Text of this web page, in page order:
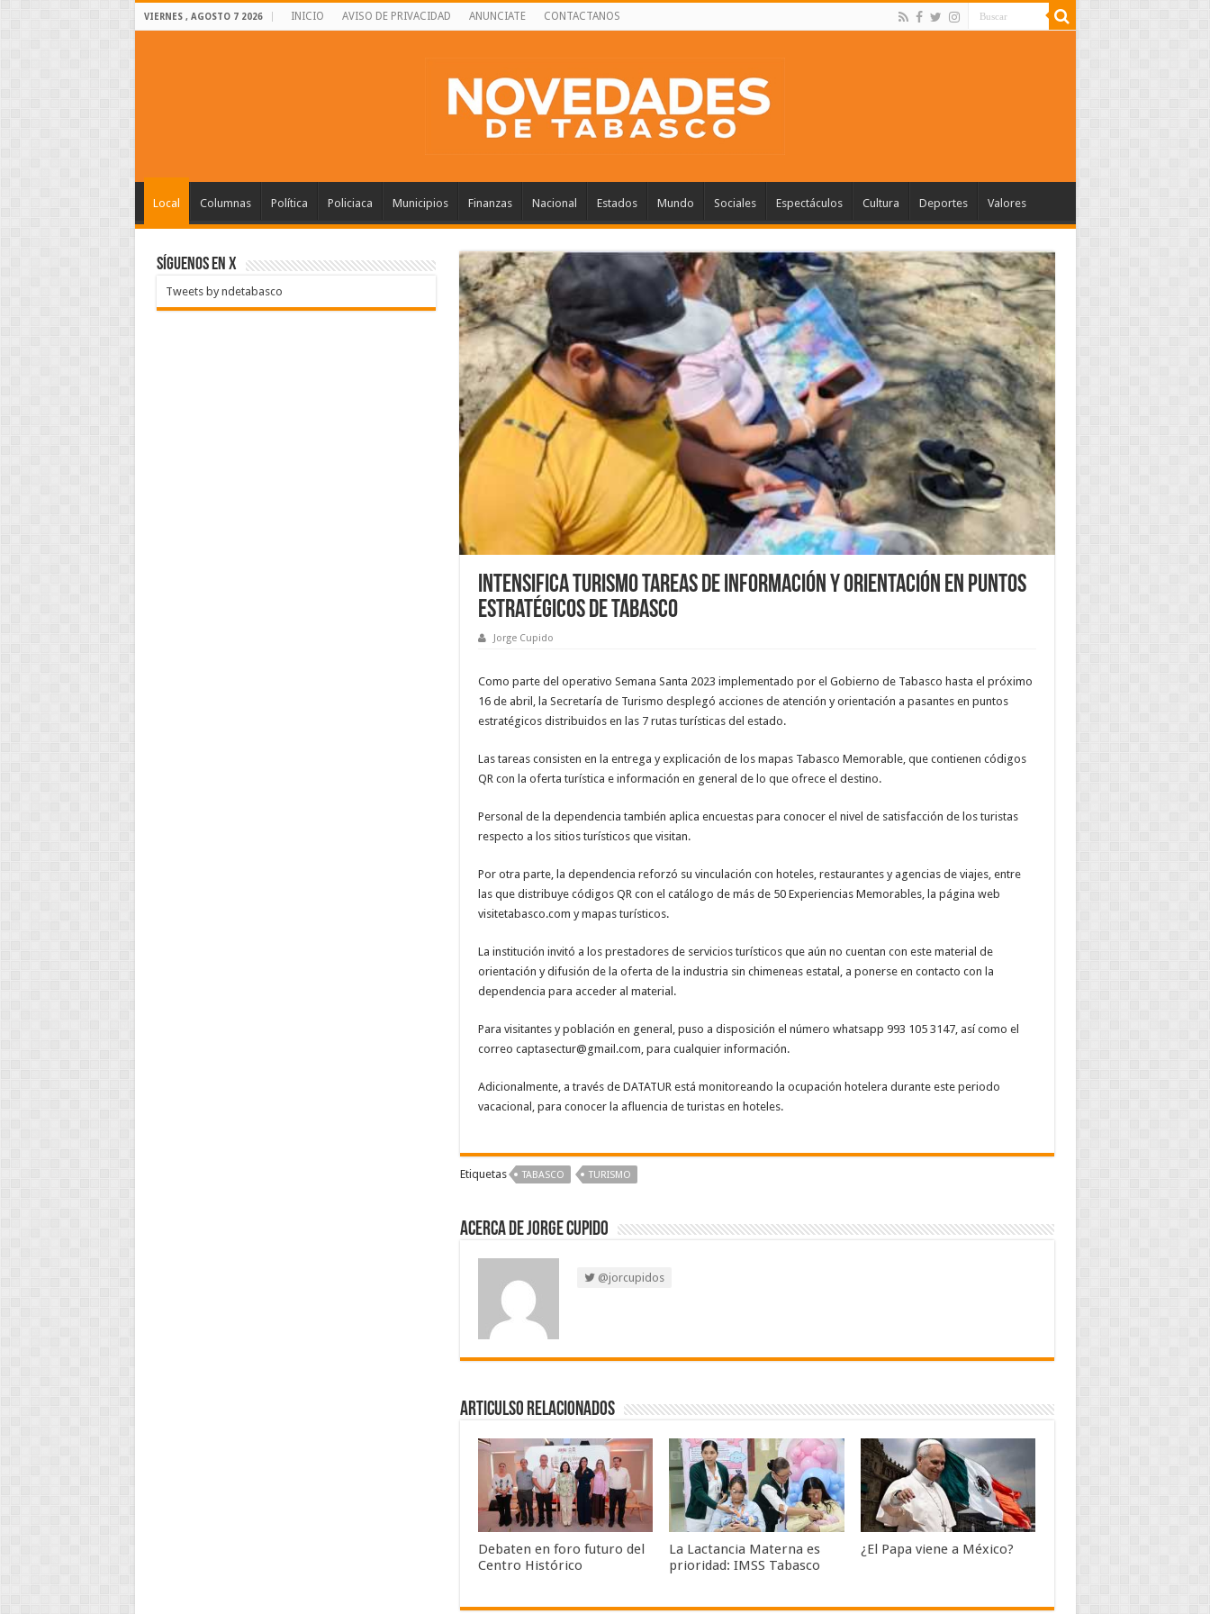
VIERNES , AGOSTO 7 2026 INICIO AVISO DE PRIVACIDAD ANUNCIATE CONTACTANOS
Local Columnas Política Policiaca Municipios Finanzas Nacional Estados Mundo Sociales Espectáculos Cultura Deportes Valores
Intensifica Turismo tareas de información y orientación en puntos
estratégicos de Tabasco
Jorge Cupido
Como parte del operativo Semana Santa 2023 implementado por el Gobierno de Tabasco hasta el próximo
16 de abril, la Secretaría de Turismo desplegó acciones de atención y orientación a pasantes en puntos
estratégicos distribuidos en las 7 rutas turísticas del estado.
Las tareas consisten en la entrega y explicación de los mapas Tabasco Memorable, que contienen códigos
QR con la oferta turística e información en general de lo que ofrece el destino.
Personal de la dependencia también aplica encuestas para conocer el nivel de satisfacción de los turistas
respecto a los sitios turísticos que visitan.
Por otra parte, la dependencia reforzó su vinculación con hoteles, restaurantes y agencias de viajes, entre
las que distribuye códigos QR con el catálogo de más de 50 Experiencias Memorables, la página web
visitetabasco.com y mapas turísticos.
La institución invitó a los prestadores de servicios turísticos que aún no cuentan con este material de
orientación y difusión de la oferta de la industria sin chimeneas estatal, a ponerse en contacto con la
dependencia para acceder al material.
Para visitantes y población en general, puso a disposición el número whatsapp 993 105 3147, así como el
correo captasectur@gmail.com, para cualquier información.
Adicionalmente, a través de DATATUR está monitoreando la ocupación hotelera durante este periodo
vacacional, para conocer la afluencia de turistas en hoteles.
Etiquetas TABASCO TURISMO
Acerca de Jorge Cupido
@jorcupidos
Articulso Relacionados
Debaten en foro futuro del
Centro Histórico
La Lactancia Materna es
prioridad: IMSS Tabasco
¿El Papa viene a México?
SÍGUENOS EN X
Tweets by ndetabasco